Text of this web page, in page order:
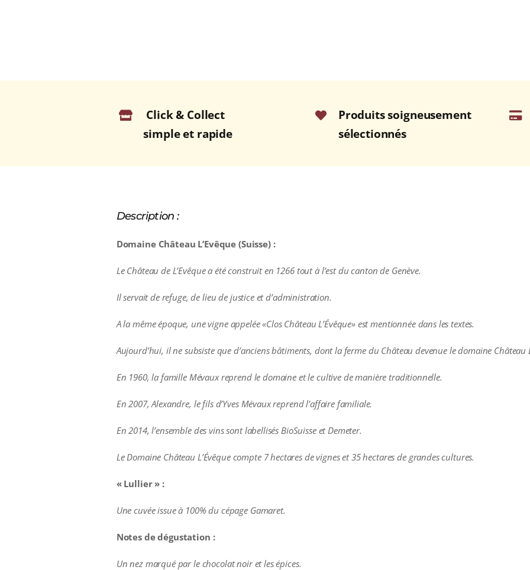
Click & Collect
simple et rapide
Produits soigneusement
sélectionnés
Description :
Domaine Château L’Evêque (Suisse) :
Le Château de L’Evêque a été construit en 1266 tout à l’est du canton de Genève.
Il servait de refuge, de lieu de justice et d’administration.
A la même époque, une vigne appelée «Clos Château L’Évêque» est mentionnée dans les textes.
Aujourd’hui, il ne subsiste que d’anciens bâtiments, dont la ferme du Château devenue le domaine Château
En 1960, la famille Mévaux reprend le domaine et le cultive de manière traditionnelle.
En 2007, Alexandre, le fils d’Yves Mévaux reprend l’affaire familiale.
En 2014, l’ensemble des vins sont labellisés BioSuisse et Demeter.
Le Domaine Château L’Évêque compte 7 hectares de vignes et 35 hectares de grandes cultures.
« Lullier » :
Une cuvée issue à 100% du cépage Gamaret.
Notes de dégustation :
Un nez marqué par le chocolat noir et les épices.